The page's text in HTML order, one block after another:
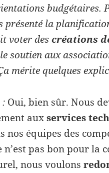
budgétaires.
présenté la
voter descréations
soutien aux
mérite quelques
: Oui, bien sûr. Nous
auxservices
nos équipes des
n’est pas bon pour
nous voulons